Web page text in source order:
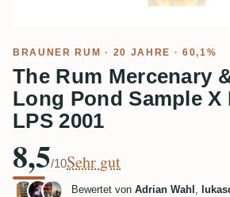
BRAUNER RUM · 20 JAHRE · 60,1%
The Rum Mercenary
Long Pond Sample X
LPS 2001
8,5/10Sehr gut
Bewertet von Adrian Wahl ,